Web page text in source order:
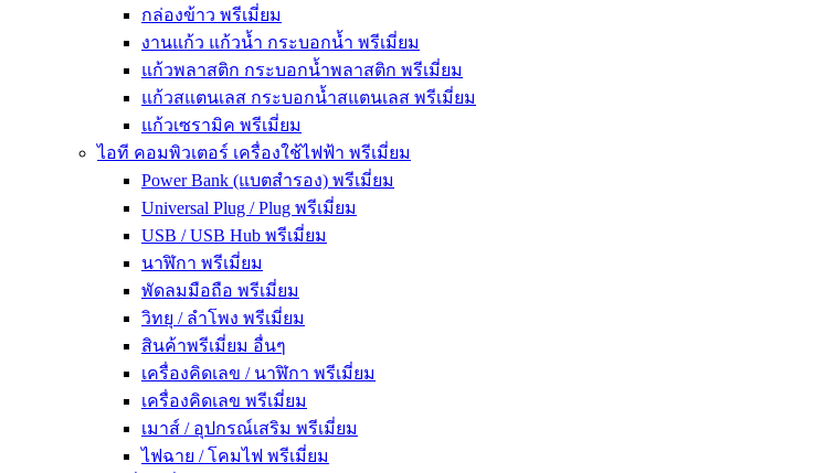
กล่องข้าว พรีเมี่ยม
งานแก้ว แก้วน้ำ กระบอกน้ำ พรีเมี่ยม
แก้วพลาสติก กระบอกน้ำพลาสติก พรีเมี่ยม
แก้วสแตนเลส กระบอกน้ำสแตนเลส พรีเมี่ยม
แก้วเซรามิค พรีเมี่ยม
ไอที คอมพิวเตอร์ เครื่องใช้ไฟฟ้า พรีเมี่ยม
Power Bank (แบตสำรอง) พรีเมี่ยม
Universal Plug / Plug พรีเมี่ยม
USB / USB Hub พรีเมี่ยม
นาฬิกา พรีเมี่ยม
พัดลมมือถือ พรีเมี่ยม
วิทยุ / ลำโพง พรีเมี่ยม
สินค้าพรีเมี่ยม อื่นๆ
เครื่องคิดเลข / นาฬิกา พรีเมี่ยม
เครื่องคิดเลข พรีเมี่ยม
เมาส์ / อุปกรณ์เสริม พรีเมี่ยม
ไฟฉาย / โคมไฟ พรีเมี่ยม